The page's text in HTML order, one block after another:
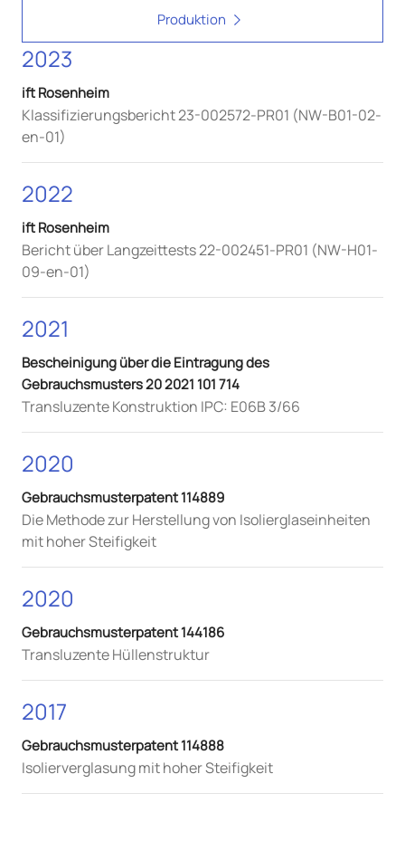
Produktion
2023
ift Rosenheim
Klassifizierungsbericht 23-002572-PR01 (NW-B01-02-
en-01)
2022
ift Rosenheim
Bericht über Langzeittests 22-002451-PR01 (NW-H01-
09-en-01)
2021
Bescheinigung über die Eintragung des
Gebrauchsmusters 20 2021 101 714
Transluzente Konstruktion IPC: E06B 3/66
2020
Gebrauchsmusterpatent 114889
Die Methode zur Herstellung von Isolierglaseinheiten
mit hoher Steifigkeit
2020
Gebrauchsmusterpatent 144186
Transluzente Hüllenstruktur
2017
Gebrauchsmusterpatent 114888
Isolierverglasung mit hoher Steifigkeit